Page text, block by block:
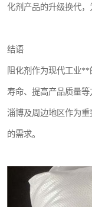
化剂产品的升级换代，
结语
阻化剂作为现代工业
寿命、提高产品质量等
淄博及周边地区作为
的需求。